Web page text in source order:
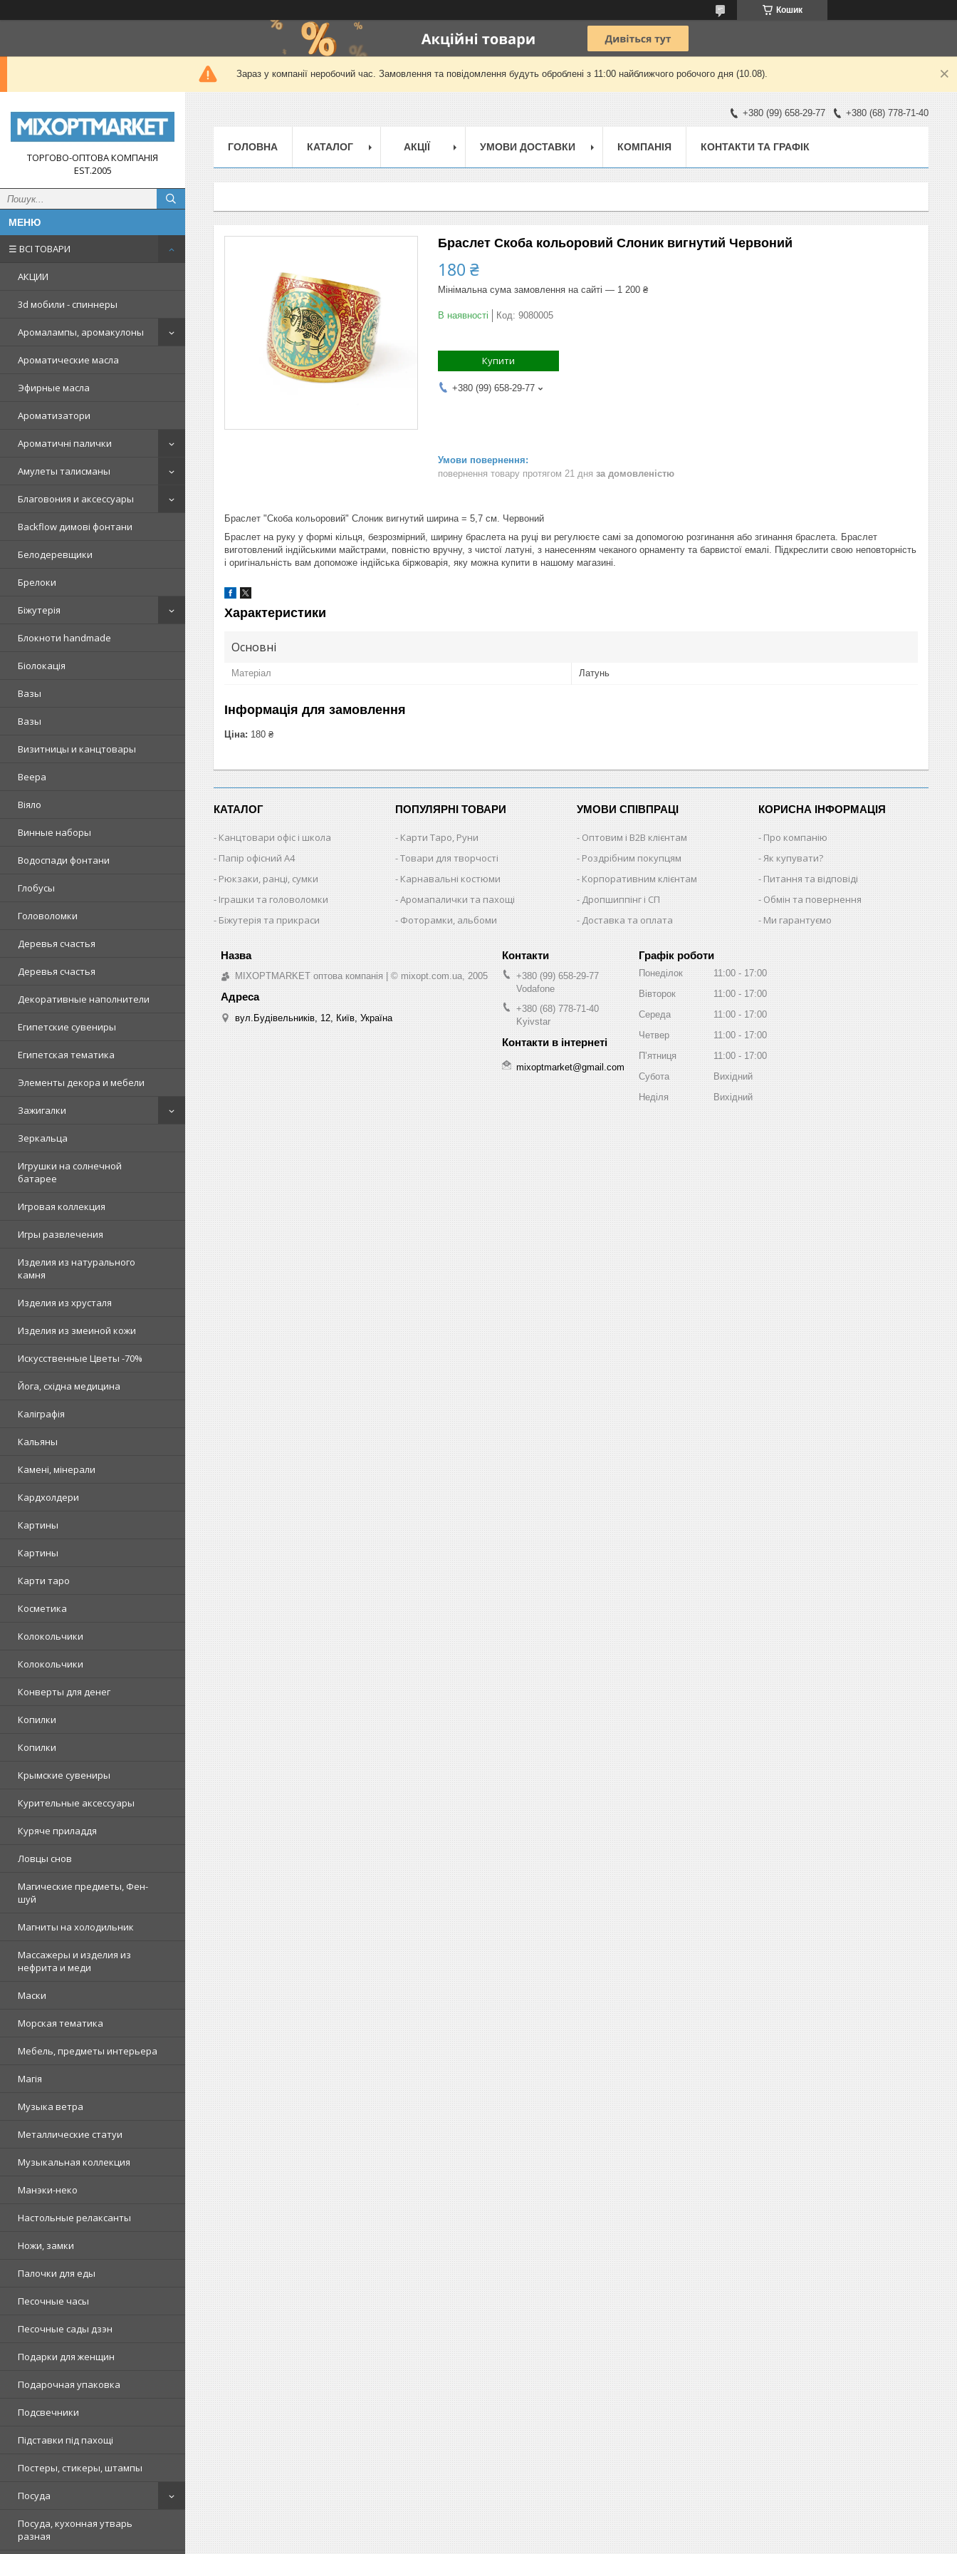
Кошик
Зараз у компанії неробочий час. Замовлення та повідомлення будуть оброблені з 11:00 найближчого робочого дня (10.08).
ТОРГОВО-ОПТОВА КОМПАНІЯ
EST.2005
☰ ВСІ ТОВАРИ
АКЦИИ
3d мобили - спиннеры
Аромалампы, аромакулоны
Ароматические масла
Эфирные масла
Ароматизатори
Ароматичні палички
Амулеты талисманы
Благовония и аксессуары
Backflow димові фонтани
Белодеревщики
Брелоки
Біжутерія
Блокноти handmade
Біолокація
Вазы
Вазы
Визитницы и канцтовары
Веера
Віяло
Винные наборы
Водоспади фонтани
Глобусы
Головоломки
Деревья счастья
Деревья счастья
Декоративные наполнители
Египетские сувениры
Египетская тематика
Элементы декора и мебели
Зажигалки
Зеркальца
Игрушки на солнечной
батарее
Игровая коллекция
Игры развлечения
Изделия из натурального
камня
Изделия из хрусталя
Изделия из змеиной кожи
Искусственные Цветы -70%
Йога, східна медицина
Каліграфія
Кальяны
Камені, мінерали
Кардхолдери
Картины
Картины
Карти таро
Косметика
Колокольчики
Колокольчики
Конверты для денег
Копилки
Копилки
Крымские сувениры
Курительные аксессуары
Куряче приладдя
Ловцы снов
Магические предметы, Фен-
шуй
Магниты на холодильник
Массажеры и изделия из
нефрита и меди
Маски
Морская тематика
Мебель, предметы интерьера
Магія
Музыка ветра
Металлические статуи
Музыкальная коллекция
Манэки-неко
Настольные релаксанты
Ножи, замки
Палочки для еды
Песочные часы
Песочные сады дзэн
Подарки для женщин
Подарочная упаковка
Подсвечники
Підставки під пахощі
Постеры, стикеры, штампы
Посуда
Посуда, кухонная утварь
разная
+380 (99) 658-29-77 +380 (68) 778-71-40
ГОЛОВНА КАТАЛОГ АКЦІЇ УМОВИ ДОСТАВКИ КОМПАНІЯ КОНТАКТИ ТА ГРАФІК
Браслет Скоба кольоровий Слоник вигнутий Червоний
180 ₴
Мінімальна сума замовлення на сайті — 1 200 ₴
В наявності Код: 9080005
Купити
+380 (99) 658-29-77
повернення товару протягом 21 дня за домовленістю
Браслет "Скоба кольоровий" Слоник вигнутий ширина = 5,7 см. Червоний
Браслет на руку у формі кільця, безрозмірний, ширину браслета на руці ви регулюєте самі за допомогою розгинання або згинання браслета. Браслет
виготовлений індійськими майстрами, повністю вручну, з чистої латуні, з нанесенням чеканого орнаменту та барвистої емалі. Підкреслити свою неповторність
і оригінальність вам допоможе індійська біржоварія, яку можна купити в нашому магазині.
Характеристики
Основні
Матеріал Латунь
Інформація для замовлення
Ціна: 180 ₴
КАТАЛОГ
Канцтовари офіс і школа
Папір офісний A4
Рюкзаки, ранці, сумки
Іграшки та головоломки
Біжутерія та прикраси
ПОПУЛЯРНІ ТОВАРИ
Карти Таро, Руни
Товари для творчості
Карнавальні костюми
Аромапалички та пахощі
Фоторамки, альбоми
УМОВИ СПІВПРАЦІ
Оптовим і B2B клієнтам
Роздрібним покупцям
Корпоративним клієнтам
Дропшиппінг і СП
Доставка та оплата
КОРИСНА ІНФОРМАЦІЯ
Про компанію
Як купувати?
Питання та відповіді
Обмін та повернення
Ми гарантуємо
MIXOPTMARKET оптова компанія | © mixopt.com.ua, 2005
вул.Будівельників, 12, Київ, Україна
+380 (99) 658-29-77
Vodafone
+380 (68) 778-71-40
Kyivstar
mixoptmarket@gmail.com
Графік роботи
Понеділок 11:00
17:00
Вівторок
11:00
17:00
Середа
11:00
17:00
Четвер
11:00
17:00
Пʼятниця
11:00
17:00
Субота
Вихідний
Неділя
Вихідний